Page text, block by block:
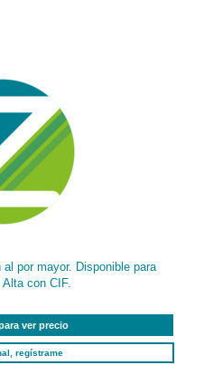
por mayor. Disponible para
con CIF.
ver precio
regístrame